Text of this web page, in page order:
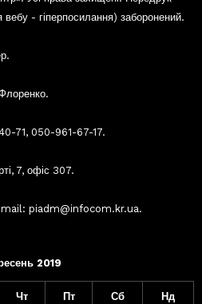
- гіперпосилання) заборонений.
71, 050-961-67-17.
7, офіс 307.
piadm@infocom.kr.ua.
2019
Чт Пт Сб Нд